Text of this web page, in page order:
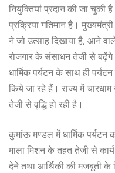
नियुक्तियां प्रदान की जा चुकी
प्रक्रिया गतिमान है।
ने जो उत्साह दिखाया है, आने
रोजगार के संसाधन तेजी से बढ़ेंगे
धार्मिक पर्यटन के साथ ही
किये जा रहे हैं। राज्य में
तेजी से वृद्धि हो रही है।
कुमांऊ मण्डल में धार्मिक पर्यटन
माला मिशन के तहत तेजी से
देने तथा आर्थिकी की मजबूती